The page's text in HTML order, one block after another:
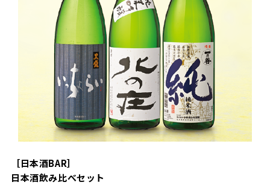
［日本酒BAR］
日本酒飲み比べセット